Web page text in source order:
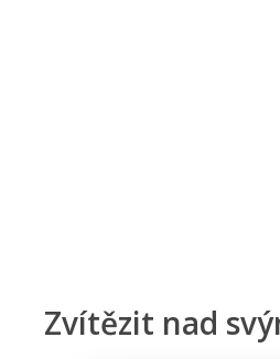
Zvítězit nad